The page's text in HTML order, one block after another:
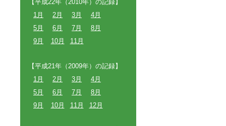
【平成22年（2010年）の記録】
1月
2月 3月
4月
5月
6月 7月
8月
9月
10月 11月
【平成21年（2009年）の記録】
1月
2月 3月
4月
5月
6月 7月
8月
9月
10月 11月 12月